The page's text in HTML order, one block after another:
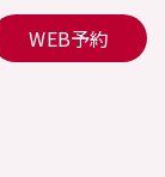
WEB予約